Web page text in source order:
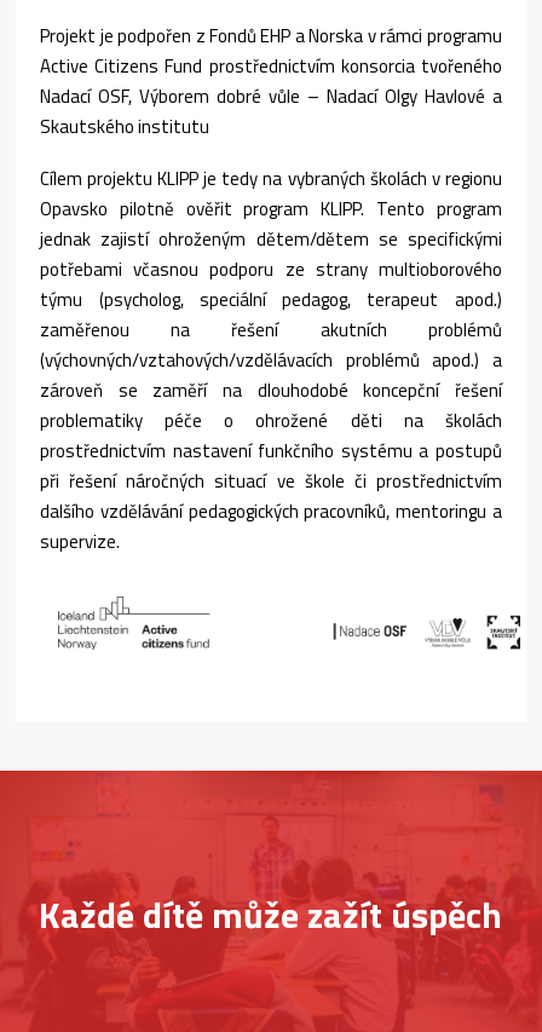
Projekt je podpořen z Fondů EHP a Norska v rámci programu
Active Citizens Fund prostřednictvím konsorcia tvořeného
Nadací OSF, Výborem dobré vůle – Nadací Olgy Havlové a
Skautského institutu
Cílem projektu KLIPP je tedy na vybraných školách v regionu
Opavsko pilotně ověřit program KLIPP. Tento program
jednak zajistí ohroženým dětem/dětem se specifickými
potřebami včasnou podporu ze strany multioborového
týmu (psycholog, speciální pedagog, terapeut apod.)
zaměřenou na řešení akutních problémů
(výchovných/vztahových/vzdělávacích problémů apod.) a
zároveň se zaměří na dlouhodobé koncepční řešení
problematiky péče o ohrožené děti na školách
prostřednictvím nastavení funkčního systému a postupů
při řešení náročných situací ve škole či prostřednictvím
dalšího vzdělávání pedagogických pracovníků, mentoringu a
supervize.
Každé dítě může zažít úspěch